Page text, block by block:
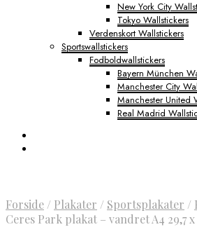
New York City
Tokyo Wallstickers
Verdenskort Wallstickers
Sportswallstickers
Fodboldwallstickers
Bayern München
Manchester City
Manchester United
Real Madrid
Forside / Plakater / Sportsplakater /
Ceres Park plakat – vandret A4 29,7 x